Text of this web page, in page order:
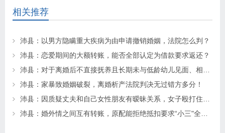
相关推荐
沛县：以男方隐瞒重大疾病为由申请撤销婚姻，法院怎么判？
沛县：恋爱期间的大额转账，能否全部认定为借款要求返还？
沛县：家暴致婚姻破裂，离婚析产法院判决无过错方多分！